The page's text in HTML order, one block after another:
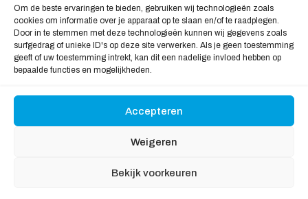
Om de beste ervaringen te bieden, gebruiken wij technologieën zoals
cookies om informatie over je apparaat op te slaan en/of te raadplegen.
Door in te stemmen met deze technologieën kunnen wij gegevens zoals
surfgedrag of unieke ID's op deze site verwerken. Als je geen toestemming
geeft of uw toestemming intrekt, kan dit een nadelige invloed hebben op
bepaalde functies en mogelijkheden.
Accepteren
Weigeren
Bekijk voorkeuren
Veilig Shoppen
Mijn account
Winkelwagen
Wij Accepteren: